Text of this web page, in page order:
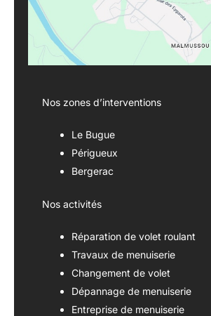
Nos zones d’interventions
Le Bugue
Périgueux
Bergerac
Nos activités
Réparation de volet roulant
Travaux de menuiserie
Changement de volet
Dépannage de menuiserie
Entreprise de menuiserie